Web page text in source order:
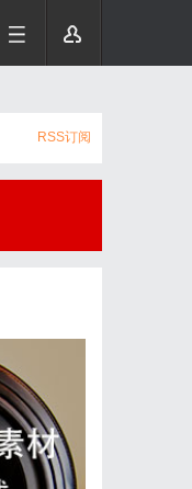
RSS订阅